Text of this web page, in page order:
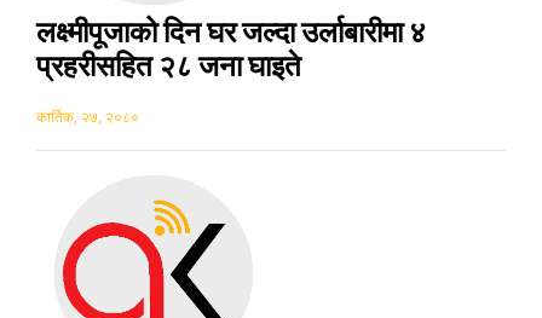
लक्ष्मीपूजाको दिन घर जल्दा उर्लाबारीमा ४
प्रहरीसहित २८ जना घाइते
कार्तिक, २७, २०८०